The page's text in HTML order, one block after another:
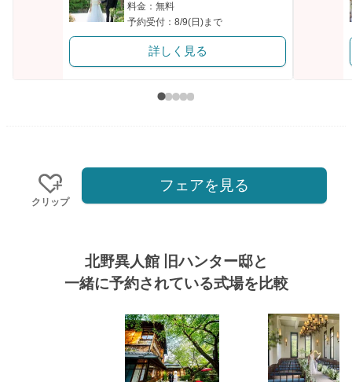
料金：無料
予約受付：8/9(日)まで
詳しく見る
クリップ
フェアを見る
北野異人館 旧ハンター邸と
一緒に予約されている式場を比較